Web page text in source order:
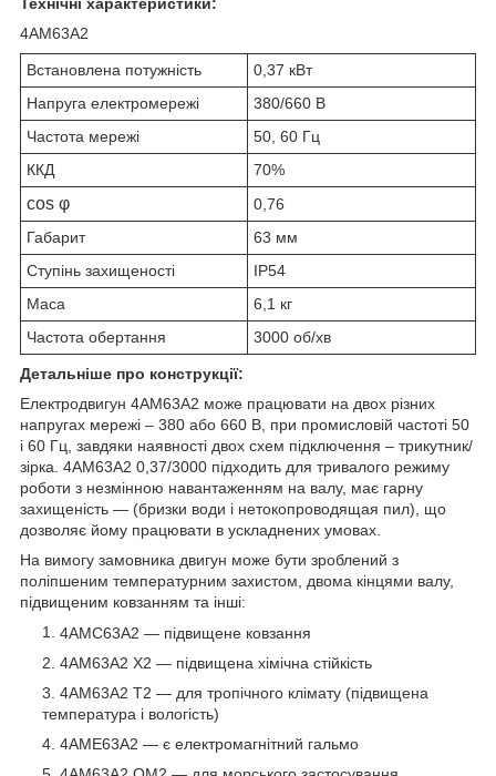
4АМ63А2
Встановлена потужність
0,37 кВт
Напруга електромережі
380/660 В
Частота мережі
50, 60 Гц
ККД
70%
cos φ
0,76
Габарит
63 мм
Ступінь захищеності
IP54
Маса
6,1 кг
Частота обертання
3000 об/хв
Детальніше про конструкції:
Електродвигун 4АМ63А2 може працювати на двох різних
напругах мережі – 380 або 660 В, при промисловій частоті 50
і 60 Гц, завдяки наявності двох схем підключення – трикутник/
зірка. 4АМ63А2 0,37/3000 підходить для тривалого режиму
роботи з незмінною навантаженням на валу, має гарну
захищеність ― (бризки води і нетокопроводящая пил), що
дозволяє йому працювати в ускладнених умовах.
На вимогу замовника двигун може бути зроблений з
поліпшеним температурним захистом, двома кінцями валу,
підвищеним ковзанням та інші:
4АМС63А2 ― підвищене ковзання
4АМ63А2 Х2 ― підвищена хімічна стійкість
4АМ63А2 Т2 ― для тропічного клімату (підвищена
температура і вологість)
4АМЕ63А2 ― є електромагнітний гальмо